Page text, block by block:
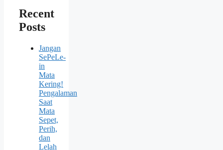
Recent
Posts
Jangan
SePeLe-
in
Mata
Kering!
Pengalaman
Saat
Mata
Sepet,
Perih,
dan
Lelah